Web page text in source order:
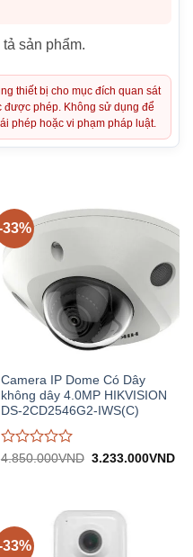
sản phẩm.
thiết bị cho mục đích quan sát
được phép. Không sử dụng để
phép hoặc vi phạm pháp luật.
33%
Camera IP Dome Có Dây
không dây 4.0MP HIKVISION
DS-2CD2546G2-IWS(C)
Được
5
4.850.000VND Giá
3.233.000VNDGiá
33%